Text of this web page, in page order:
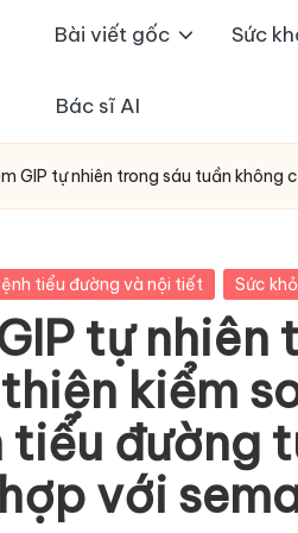
Bài viết gốc Sức
Bác sĩ AI
GIP tự nhiên trong sáu tuần
tiểu đường và nội tiết Sức
tự nhiên
kiểm
tiểu đường
với